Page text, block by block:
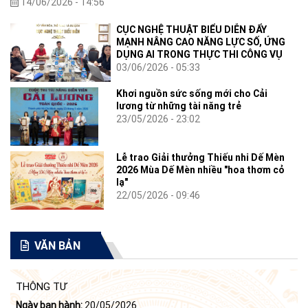
CỤC NGHỆ THUẬT BIỂU DIỄN ĐẨY
MẠNH NÂNG CAO NĂNG LỰC SỐ, ỨNG
DỤNG AI TRONG THỰC THI CÔNG VỤ
03/06/2026 - 05:33
Khơi nguồn sức sống mới cho Cải
lương từ những tài năng trẻ
23/05/2026 - 23:02
Lễ trao Giải thưởng Thiếu nhi Dế Mèn
2026 Mùa Dế Mèn nhiều "hoa thơm cỏ
lạ"
22/05/2026 - 09:46
VĂN BẢN
THÔNG TƯ
Ngày ban hành: 20/05/2026